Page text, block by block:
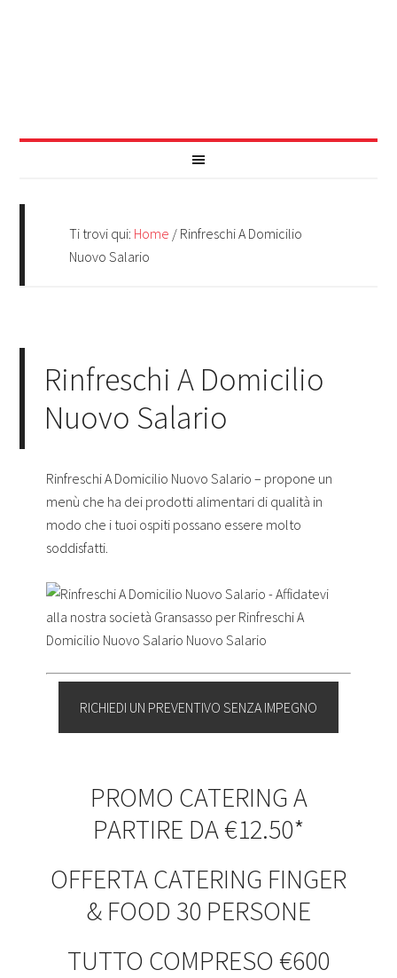
Ti trovi qui: Home / Rinfreschi A Domicilio
Nuovo Salario
Rinfreschi A Domicilio
Nuovo Salario
Rinfreschi A Domicilio Nuovo Salario – propone un
menù che ha dei prodotti alimentari di qualità in
modo che i tuoi ospiti possano essere molto
soddisfatti.
RICHIEDI UN PREVENTIVO SENZA IMPEGNO
PROMO CATERING A
PARTIRE DA €12.50*
OFFERTA CATERING FINGER
& FOOD 30 PERSONE
TUTTO COMPRESO €600